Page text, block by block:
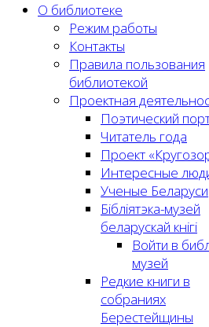
О библиотеке
Режим работы
Контакты
Правила пользования
библиотекой
Проектная
Поэтический
Читатель года
Проект
Интересные
Ученые Беларуси
Бібліятэка-музей
беларускай кнігі
Войти в
музей
Редкие книги в
собраниях
Берестейщины